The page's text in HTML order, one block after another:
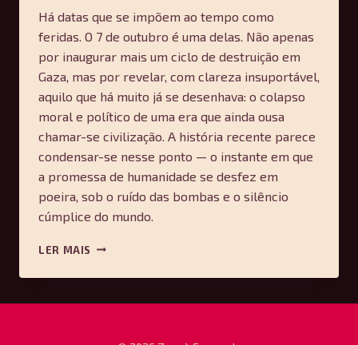
Há datas que se impõem ao tempo como
feridas. O 7 de outubro é uma delas. Não apenas
por inaugurar mais um ciclo de destruição em
Gaza, mas por revelar, com clareza insuportável,
aquilo que há muito já se desenhava: o colapso
moral e político de uma era que ainda ousa
chamar-se civilização. A história recente parece
condensar-se nesse ponto — o instante em que
a promessa de humanidade se desfez em
poeira, sob o ruído das bombas e o silêncio
cúmplice do mundo.
LER MAIS LEMBRAR
DOIS
SUSPENSO